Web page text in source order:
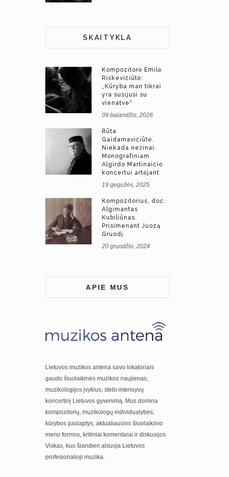
SKAITYKLA
Kompozitorė Emilė
Riškevičiūtė:
„Kūryba man tikrai
yra susijusi su
vienatve“
09 balandžio, 2026
Rūta
Gaidamavičiūtė.
Niekada nežinai.
Monografiniam
Algirdo Martinaičio
koncertui artėjant
19 gegužės, 2025
Kompozitorius, doc.
Algimantas
Kubiliūnas.
Prisimenant Juozą
Gruodį
20 gruodžio, 2024
APIE MUS
Lietuvos muzikos antena savo lokatoriais
gaudo šiuolaikinės muzikos naujienas,
muzikologijos įvykius, stebi intensyvų
koncertinį Lietuvos gyvenimą. Mus domina
kompozitorių, muzikologų individualybės,
kūrybos paslaptys, aktualiausios šiuolaikinio
meno formos, kritiniai komentarai ir diskusijos.
Viskas, kuo šiandien alsuoja Lietuvos
profesionalioji muzika.